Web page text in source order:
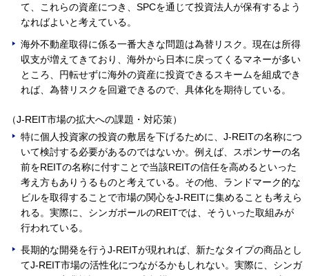
て、これらの資産につき、SPCを通じて投資法人が保有するよう
なればよいと考えている。
海外不動産取得に係る一番大きな問題は為替リスク。現在は所得
収支が増えてきており、海外から日本に戻ってくるマネーが多い
ところ、円転せずに海外の資産に投資できるスキームを組成でき
れば、為替リスクを回避できるので、具体化を期待している。
（J-REIT市場の拡大への課題・対応策）
特に個人投資家の投資の敷居を下げるために、J-REITの名称につ
いて検討する必要があるのではないか。例えば、スポンサーの名
前をREITの名称に付すことで当該REITの信任を高めるといった
考え方もありうるものと考えている。その他、ランドマーク的な
ビルを取得することで市場の関心をJ-REITに集めることも考えら
れる。実際に、シンガポールのREITでは、そういった取組みが
行われている。
長期的な開発を行うJ-REITが現れれば、新たなタイプの商品とし
てJ-REIT市場の活性化につながるかもしれない。実際に、シンガ